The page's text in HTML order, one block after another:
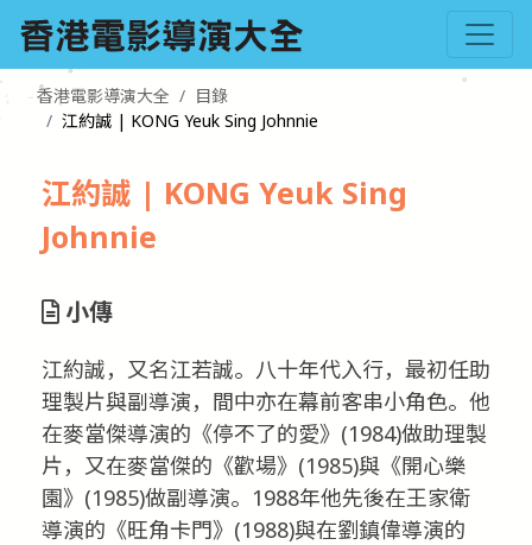
香港電影導演大全
目錄
江約誠 | KONG Yeuk Sing Johnnie
江約誠 | KONG Yeuk Sing
Johnnie
小傳
江約誠，又名江若誠。八十年代入行，最初任助
理製片與副導演，間中亦在幕前客串小角色。他
在麥當傑導演的《停不了的愛》(1984)做助理製
片，又在麥當傑的《歡場》(1985)與《開心樂
園》(1985)做副導演。1988年他先後在王家衛
導演的《旺角卡門》(1988)與在劉鎮偉導演的